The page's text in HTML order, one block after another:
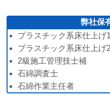
弊社保
プラスチック系床仕上げ
プラスチック系床仕上げ
2級施工管理技士補
石綿調査士
石綿作業主任者